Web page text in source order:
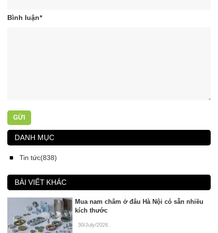
Bình luận*
GỬI
DANH MỤC
Tin tức(838)
BÀI VIẾT KHÁC
Mua nam châm ở đâu Hà Nội có sẵn nhiều
kích thước
30/July/2026